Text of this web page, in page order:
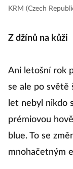
KRM (Czech
Z džínů na kůži
Ani letošní rok
se ale po světě
let nebyl nikdo
prémiovou
blue. To se
mnohačetným